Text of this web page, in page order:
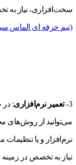
سخت‌افزاری، نیاز به
(تیم حرفه ای
3- تعمیر نرم‌افزاری: در
می‌توانید از روش‌های
نرم‌افزار و یا تنظیمات
نیاز به تخصص در